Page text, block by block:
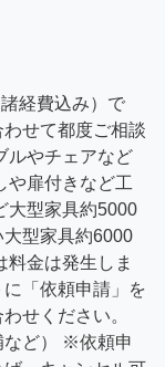
経費込み）で
せて都度ご相談
ルやチェアなど
や扉付きなど工
大型家具約5000
型家具約6000
料金は発生しま
「依頼申請」を
せください。
など） ※依頼申